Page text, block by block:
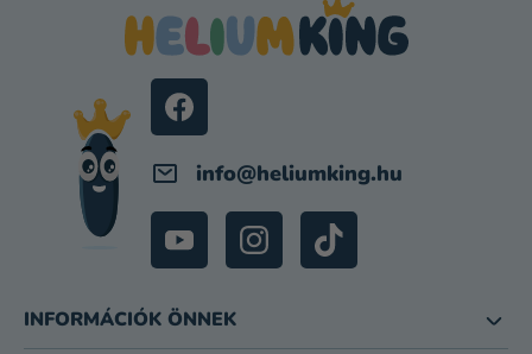
info@heliumking.hu
INFORMÁCIÓK ÖNNEK